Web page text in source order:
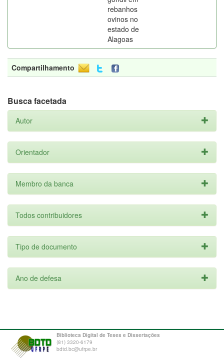
rebanhos
ovinos no
estado de
Alagoas
Compartilhamento
Busca facetada
Autor
Orientador
Membro da banca
Todos contribuidores
Tipo de documento
Ano de defesa
Biblioteca Digital de Teses e Dissertações
(81) 3320-6179
bdtd.bc@ufrpe.br